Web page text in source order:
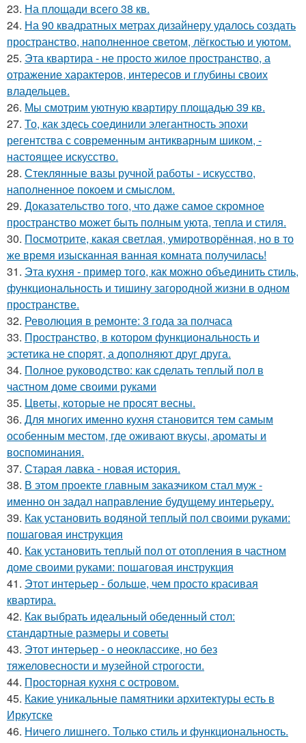
23. На площади всего 38 кв.
24. На 90 квадратных метрах дизайнеру удалось создать
пространство, наполненное светом, лёгкостью и уютом.
25. Эта квартира - не просто жилое пространство, а
отражение характеров, интересов и глубины своих
владельцев.
26. Мы смотрим уютную квартиру площадью 39 кв.
27. То, как здесь соединили элегантность эпохи
регентства с современным антикварным шиком, -
настоящее искусство.
28. Стеклянные вазы ручной работы - искусство,
наполненное покоем и смыслом.
29. Доказательство того, что даже самое скромное
пространство может быть полным уюта, тепла и стиля.
30. Посмотрите, какая светлая, умиротворённая, но в то
же время изысканная ванная комната получилась!
31. Эта кухня - пример того, как можно объединить стиль,
функциональность и тишину загородной жизни в одном
пространстве.
32. Революция в ремонте: 3 года за полчаса
33. Пространство, в котором функциональность и
эстетика не спорят, а дополняют друг друга.
34. Полное руководство: как сделать теплый пол в
частном доме своими руками
35. Цветы, которые не просят весны.
36. Для многих именно кухня становится тем самым
особенным местом, где оживают вкусы, ароматы и
воспоминания.
37. Старая лавка - новая история.
38. В этом проекте главным заказчиком стал муж -
именно он задал направление будущему интерьеру.
39. Как установить водяной теплый пол своими руками:
пошаговая инструкция
40. Как установить теплый пол от отопления в частном
доме своими руками: пошаговая инструкция
41. Этот интерьер - больше, чем просто красивая
квартира.
42. Как выбрать идеальный обеденный стол:
стандартные размеры и советы
43. Этот интерьер - о неоклассике, но без
тяжеловесности и музейной строгости.
44. Просторная кухня с островом.
45. Какие уникальные памятники архитектуры есть в
Иркутске
46. Ничего лишнего. Только стиль и функциональность.